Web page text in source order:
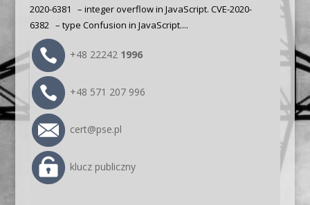
2020-6381 – integer overflow in JavaScript. CVE-2020-
6382 – type Confusion in JavaScript....
+48 22242 1996
+48 571 207 996
cert@pse.pl
klucz publiczny